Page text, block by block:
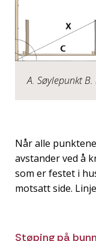
A. Søylepunkt
Når alle
avstander ved å
som er festet i
motsatt side.
Støping på